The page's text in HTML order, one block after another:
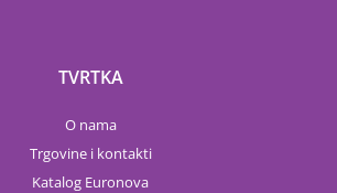
TVRTKA
O nama
Trgovine i kontakti
Katalog Euronova